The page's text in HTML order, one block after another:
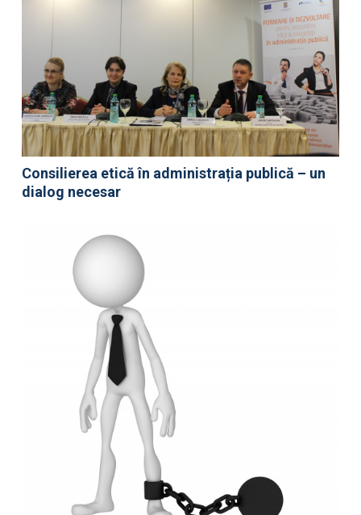
Consilierea etică în administrația publică – un
dialog necesar